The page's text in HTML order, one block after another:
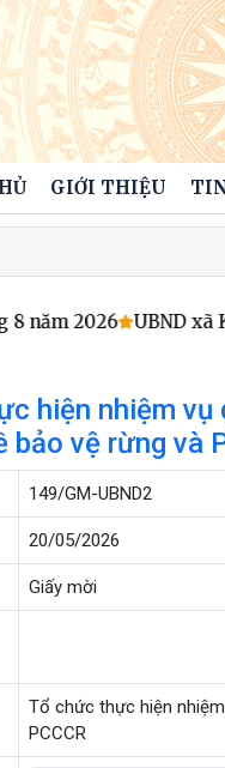
GIỚI THIỆU
năm 2026 UBND xã
hiện nhiệm vụ
bảo vệ rừng và
149/GM-UBND2
20/05/2026
Giấy mời
Tổ chức thực hiện
PCCCR